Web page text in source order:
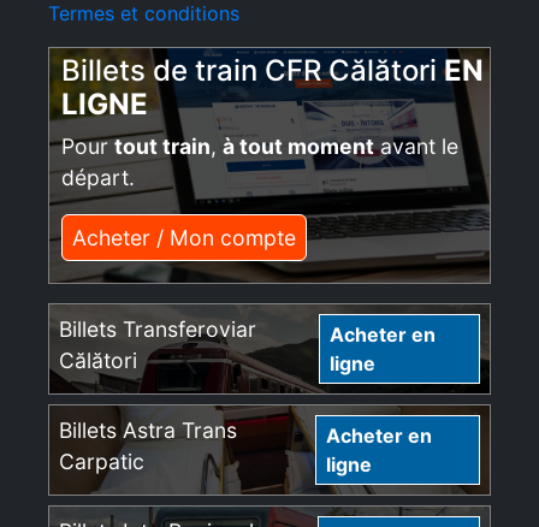
Termes et conditions
Billets de train CFR CălătoriEN
LIGNE
Pourtout train, à tout momentavant le
départ.
Acheter / Mon compte
Billets Transferoviar
Călători
Acheter en
ligne
Billets Astra Trans
Carpatic
Acheter en
ligne